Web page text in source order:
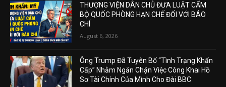
THƯỢNG VIỆN DÂN CHỦ ĐƯA LUẬT CẤM
BỘ QUỐC PHÒNG HẠN CHẾ ĐỐI VỚI BÁO
CHÍ
August 6, 2026
Ông Trump Đã Tuyên Bố “Tình Trạng Khẩn
Cấp” Nhằm Ngăn Chặn Việc Công Khai Hồ
Sơ Tài Chính Của Mình Cho Đài BBC